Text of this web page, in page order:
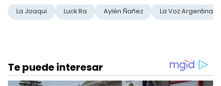
La Joaqui Luck Ra Aylén Ñañez La Voz Argentina